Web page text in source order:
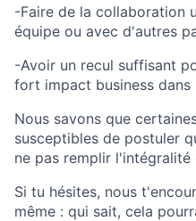
-Faire de la collaboration
équipe ou avec d'autres
-Avoir un recul suffisant
fort impact business
Nous savons que
susceptibles de postuler
ne pas remplir l'intégralité
Si tu hésites, nous
même : qui sait, cela